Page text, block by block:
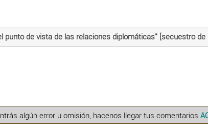
de vista de las relaciones diplomáticas" [secuestro de
algún error u omisión, hacenos llegar tus comentarios